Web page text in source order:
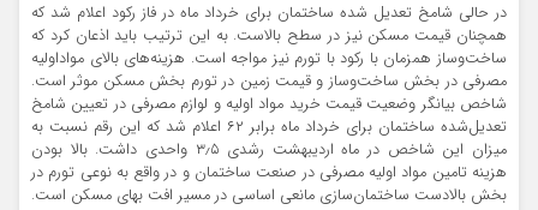
در حالی شامخ تعدیل شده ساختمان برای خرداد ماه در فاز رکود اعلام شد که
همچنان قیمت مسکن نیز در سطح بالاست. به این ترتیب باید اذعان کرد که
ساخت‌‌وساز همزمان با رکود با تورم نیز مواجه است. هزینه‌‌های بالای مواداولیه
مصرفی در بخش ساخت‌‌وساز و قیمت زمین در تورم بخش مسکن موثر است.
شاخص بیانگر وضعیت قیمت خرید مواد اولیه و لوازم مصرفی در تعیین شامخ
تعدیل‌‌شده ساختمان برای خرداد ماه برابر ۶۲ اعلام شد که این رقم نسبت به
میزان این شاخص در ماه اردیبهشت رشدی ۳٫۵ واحدی داشت. بالا بودن
هزینه تامین مواد اولیه مصرفی در صنعت ساختمان و در واقع به نوعی تورم در
بخش بالادست ساختمان‌‌سازی مانعی اساسی در مسیر افت بهای مسکن است.